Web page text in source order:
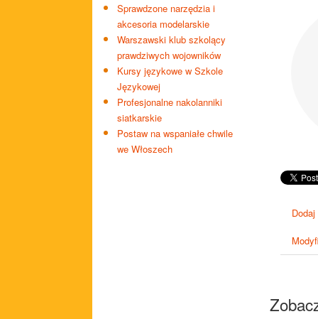
Sprawdzone narzędzia i
akcesoria modelarskie
Warszawski klub szkolący
prawdziwych wojowników
Kursy językowe w Szkole
Językowej
Profesjonalne nakolanniki
siatkarskie
Postaw na wspaniałe chwile
we Włoszech